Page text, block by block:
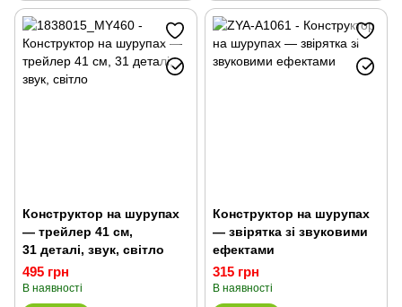
Конструктор на шурупах
— трейлер 41 см,
31 деталі, звук, світло
495 грн
В наявності
Конструктор на шурупах
— звірятка зі звуковими
ефектами
315 грн
В наявності